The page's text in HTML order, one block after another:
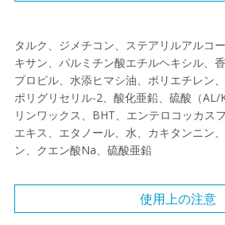
タルク、ジメチコン、ステアリルアルコ
キサン、パルミチン酸エチルヘキシル、
プロピル、水添ヒマシ油、ポリエチレン
ポリグリセリル-2、酸化亜鉛、硫酸（AL/
リンワックス、BHT、エンテロコッカス
エキス、エタノール、水、カキタンニン
ン、クエン酸Na、硫酸亜鉛
使用上の注意